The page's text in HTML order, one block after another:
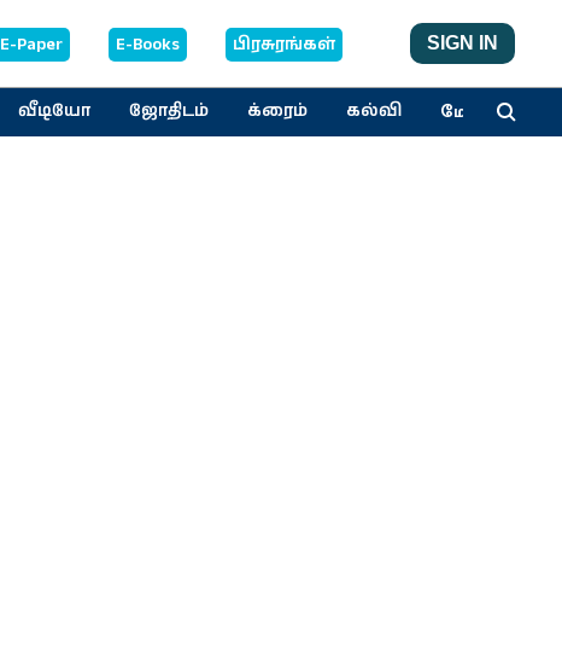
E-Paper E-Books பிரசுரங்கள் SIGN IN
வீடியோ ஜோதிடம் க்ரைம் கல்வி மேலும்